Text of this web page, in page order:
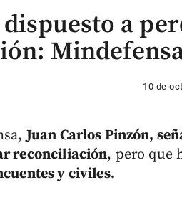
a
10 de
Juan Carlos Pinzón,
reconciliación, pero que
y civiles.